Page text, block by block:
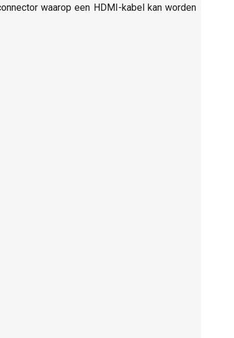
waarop een HDMI-kabel kan worden